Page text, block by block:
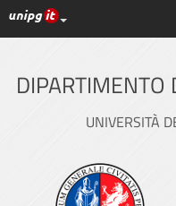
Vai
al
principale
Link ai principali
DIPARTIMENTO
UNIVERSITÀ